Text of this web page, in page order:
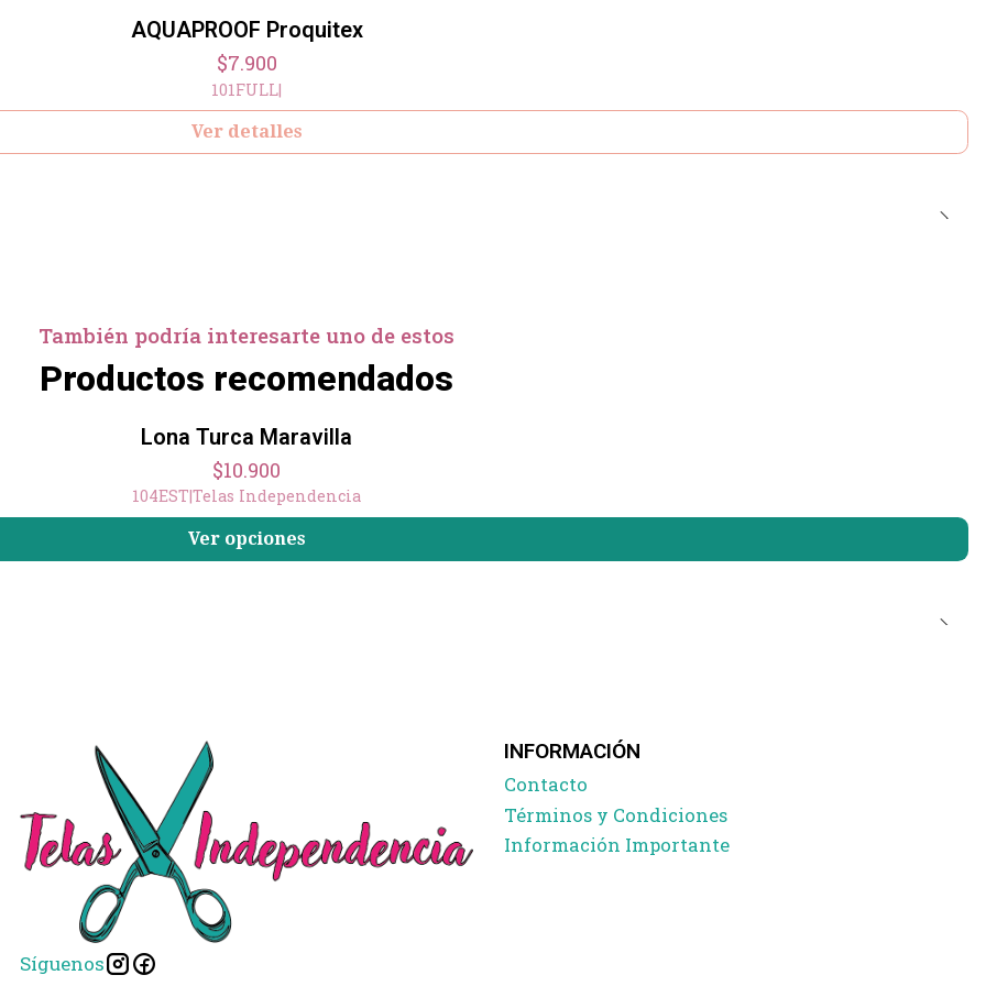
AQUAPROOF Proquitex
$7.900
101FULL|
Ver detalles
También podría interesarte uno de estos
Productos recomendados
Lona Turca Maravilla
$10.900
104EST|Telas Independencia
Ver opciones
Síguenos
INFORMACIÓN
Contacto
Términos y Condiciones
Información Importante